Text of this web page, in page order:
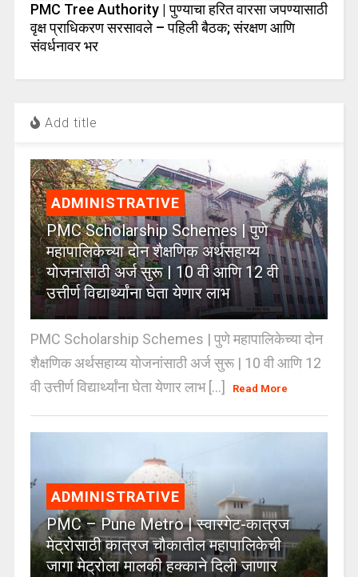
PMC Tree Authority | पुण्याचा हरित वारसा जपण्यासाठी
वृक्ष प्राधिकरण सरसावले – पहिली बैठक; संरक्षण आणि
संवर्धनावर भर
Add title
ADMINISTRATIVE
PMC Scholarship Schemes | पुणे
महापालिकेच्या दोन शैक्षणिक अर्थसहाय्य
योजनांसाठी अर्ज सुरू | 10 वी आणि 12 वी
उत्तीर्ण विद्यार्थ्यांना घेता येणार लाभ
PMC Scholarship Schemes | पुणे महापालिकेच्या दोन
शैक्षणिक अर्थसहाय्य योजनांसाठी अर्ज सुरू | 10 वी आणि 12
वी उत्तीर्ण विद्यार्थ्यांना घेता येणार लाभ [...]
Read More
ADMINISTRATIVE
PMC – Pune Metro | स्वारगेट-कात्रज
मेट्रोसाठी कात्रज चौकातील महापालिकेची
जागा मेट्रोला मालकी हक्काने दिली जाणार